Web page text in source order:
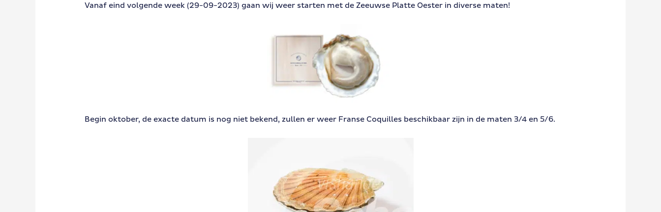
Vanaf eind volgende week (29-09-2023) gaan wij weer starten met de Zeeuwse Platte Oester in diverse maten!
Begin oktober, de exacte datum is nog niet bekend, zullen er weer Franse Coquilles beschikbaar zijn in de maten 3/4 en 5/6.